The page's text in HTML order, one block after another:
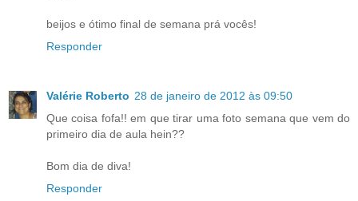
beijos e ótimo final de semana prá vocês!
Responder
Valérie Roberto 28 de janeiro de 2012 às 09:50
Que coisa fofa!! em que tirar uma foto semana que vem do
primeiro dia de aula hein??
Bom dia de diva!
Responder